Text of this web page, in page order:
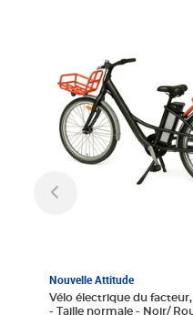
Nouvelle Attitude
Vélo électrique du
- Taille normale - Noir/